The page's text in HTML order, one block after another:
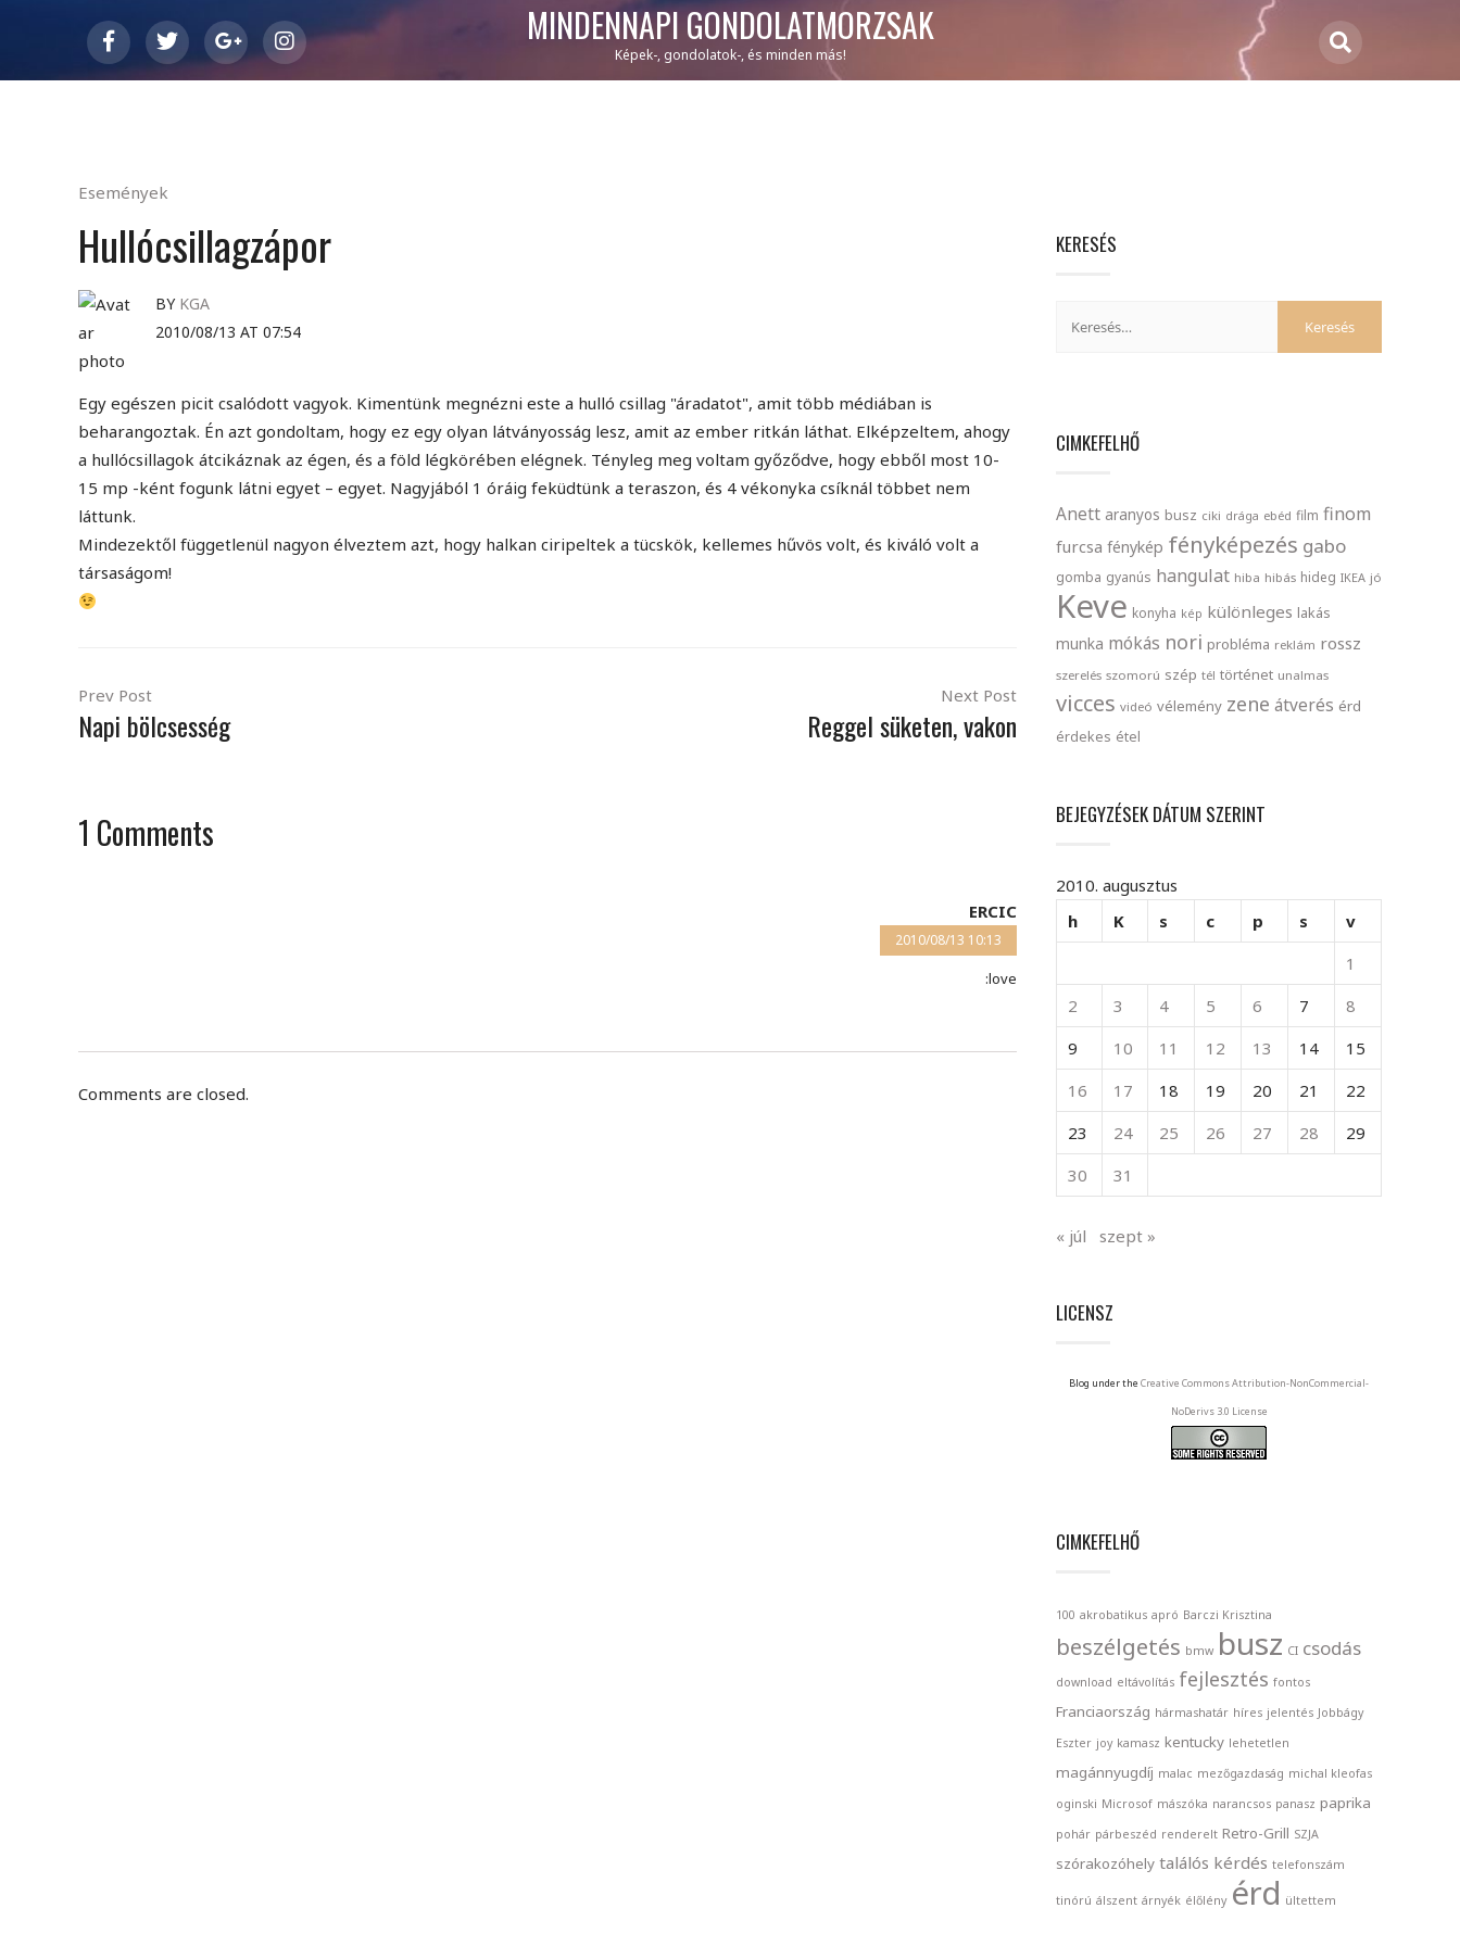
MINDENNAPI GONDOLATMORZSÁK
Képek-, gondolatok-, és minden más!
Események
Hullócsillagzápor
BY KGA
2010/08/13 AT 07:54
Egy egészen picit csalódott vagyok. Kimentünk megnézni este a hulló csillag "áradatot", amit több médiában is
beharangoztak. Én azt gondoltam, hogy ez egy olyan látványosság lesz, amit az ember ritkán láthat. Elképzeltem, ahogy
a hullócsillagok átcikáznak az égen, és a föld légkörében elégnek. Tényleg meg voltam győződve, hogy ebből most 10-
15 mp -ként fogunk látni egyet – egyet. Nagyjából 1 óráig feküdtünk a teraszon, és 4 vékonyka csíknál többet nem
láttunk.
Mindezektől függetlenül nagyon élveztem azt, hogy halkan ciripeltek a tücskök, kellemes hűvös volt, és kiváló volt a
társaságom!
Prev Post
Napi bölcsesség
Next Post
Reggel süketen, vakon
1 Comments
ERCIC
2010/08/13 10:13
:love
Comments are closed.
KERESÉS
CIMKEFELHŐ
Anett aranyos busz ciki drága ebéd film finom
furcsa fénykép fényképezés gabo
gomba gyanús hangulat hiba hibás hideg IKEA jó
Keve konyha kép különleges lakás
munka mókás nori probléma reklám rossz
szerelés szomorú szép tél történet unalmas
vicces videó vélemény zene átverés érd
érdekes étel
BEJEGYZÉSEK DÁTUM SZERINT
2010. augusztus
h
K s c p s
v
1
2
3 4 5 6 7
8
9
10 11 12 13 14
15
16
17 18 19 20 21
22
23
24 25 26 27 28
29
30
31
« júl szept »
LICENSZ
Blog under the Creative Commons Attribution-NonCommercial-
NoDerivs 3.0 License
CIMKEFELHŐ
100 akrobatikus apró Barczi Krisztina
beszélgetés bmw busz CI csodás
download eltávolítás fejlesztés fontos
Franciaország hármashatár híres jelentés Jobbágy
Eszter joy kamasz kentucky lehetetlen
magánnyugdíj malac mezőgazdaság michal kleofas
oginski Microsof mászóka narancsos panasz paprika
pohár párbeszéd renderelt Retro-Grill SZJA
szórakozóhely találós kérdés telefonszám
tinórú álszent árnyék élőlény érd ültettem